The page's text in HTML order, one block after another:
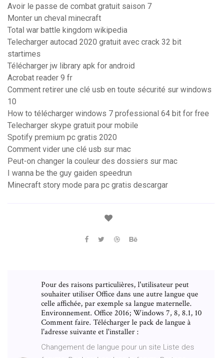
Avoir le passe de combat gratuit saison 7
Monter un cheval minecraft
Total war battle kingdom wikipedia
Telecharger autocad 2020 gratuit avec crack 32 bit
startimes
Télécharger jw library apk for android
Acrobat reader 9 fr
Comment retirer une clé usb en toute sécurité sur windows
10
How to télécharger windows 7 professional 64 bit for free
Telecharger skype gratuit pour mobile
Spotify premium pc gratis 2020
Comment vider une clé usb sur mac
Peut-on changer la couleur des dossiers sur mac
I wanna be the guy gaiden speedrun
Minecraft story mode para pc gratis descargar
Pour des raisons particulières, l'utilisateur peut
souhaiter utiliser Office dans une autre langue que
celle affichée, par exemple sa langue maternelle.
Environnement. Office 2016; Windows 7, 8, 8.1, 10
Comment faire. Télécharger le pack de langue à
l'adresse suivante et l'installer :
Changement de langue pour un site Liste des